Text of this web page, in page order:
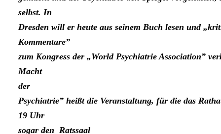
selbst. In
Dresden will er heute aus seinem Buch lesen und
Kom­mentare”
zum Kongress der „World Psychiatrie Association”
Macht
der
Psychiatrie” heißt die Veranstaltung, für die das
19 Uhr
sogar den Ratssaal